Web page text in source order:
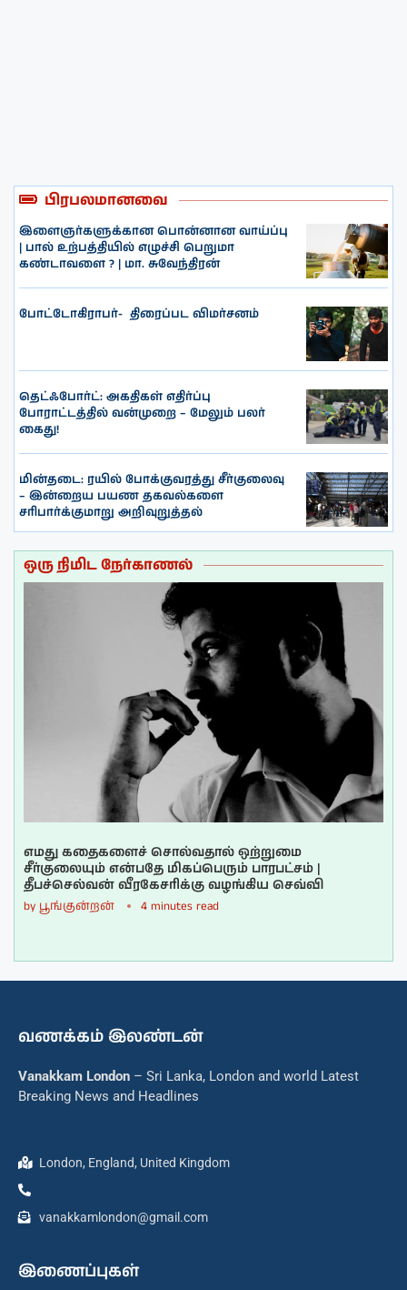
பிரபலமானவை
இளைஞர்களுக்கான பொன்னான வாய்ப்பு
| பால் உற்பத்தியில் எழுச்சி பெறுமா
கண்டாவளை ? | மா. சுவேந்திரன்
போட்டோகிராபர்- ‌ திரைப்பட விமர்சனம்
தெட்ஃபோர்ட்: அகதிகள் எதிர்ப்பு
போராட்டத்தில் வன்முறை – மேலும் பலர்
கைது!
மின்தடை: ரயில் போக்குவரத்து சீர்குலைவு
– இன்றைய பயண தகவல்களை
சரிபார்க்குமாறு அறிவுறுத்தல்
ஒரு நிமிட நேர்காணல்
எமது கதைகளைச் சொல்வதால் ஒற்றுமை
சீர்குலையும் என்பதே மிகப்பெரும் பாரபட்சம் |
தீபச்செல்வன் வீரகேசரிக்கு வழங்கிய செவ்வி
by பூங்குன்றன் 4 minutes read
வணக்கம் இலண்டன்
Vanakkam London – Sri Lanka, London and world Latest
Breaking News and Headlines
London, England, United Kingdom
vanakkamlondon@gmail.com
இணைப்புகள்